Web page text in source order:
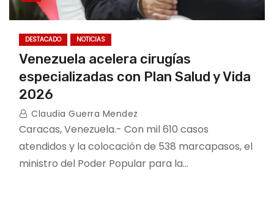
DESTACADO NOTICIAS
Venezuela acelera cirugías
especializadas con Plan Salud y Vida
2026
Claudia Guerra Mendez
Caracas, Venezuela.- Con mil 610 casos
atendidos y la colocación de 538 marcapasos, el
ministro del Poder Popular para la…